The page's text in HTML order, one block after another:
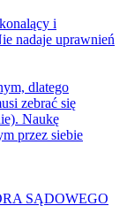
i
nadaje uprawnień
dlatego
zebrać się
Naukę
przez siebie
SĄDOWEGO